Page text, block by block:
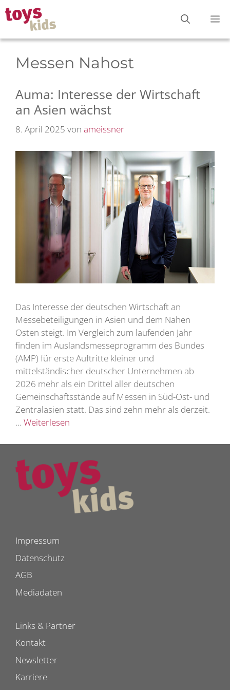
Zum
Inhalt
springen
Messen Nahost
Auma: Interesse der Wirtschaft
an Asien wächst
8. April 2025 von ameissner
Das Interesse der deutschen Wirtschaft an
Messebeteiligungen in Asien und dem Nahen
Osten steigt. Im Vergleich zum laufenden Jahr
finden im Auslandsmesseprogramm des Bundes
(AMP) für erste Auftritte kleiner und
mittelständischer deutscher Unternehmen ab
2026 mehr als ein Drittel aller deutschen
Gemeinschaftsstände auf Messen in Süd-Ost- und
Zentralasien statt. Das sind zehn mehr als derzeit.
… Weiterlesen
Impressum
Datenschutz
AGB
Mediadaten
Links & Partner
Kontakt
Newsletter
Karriere